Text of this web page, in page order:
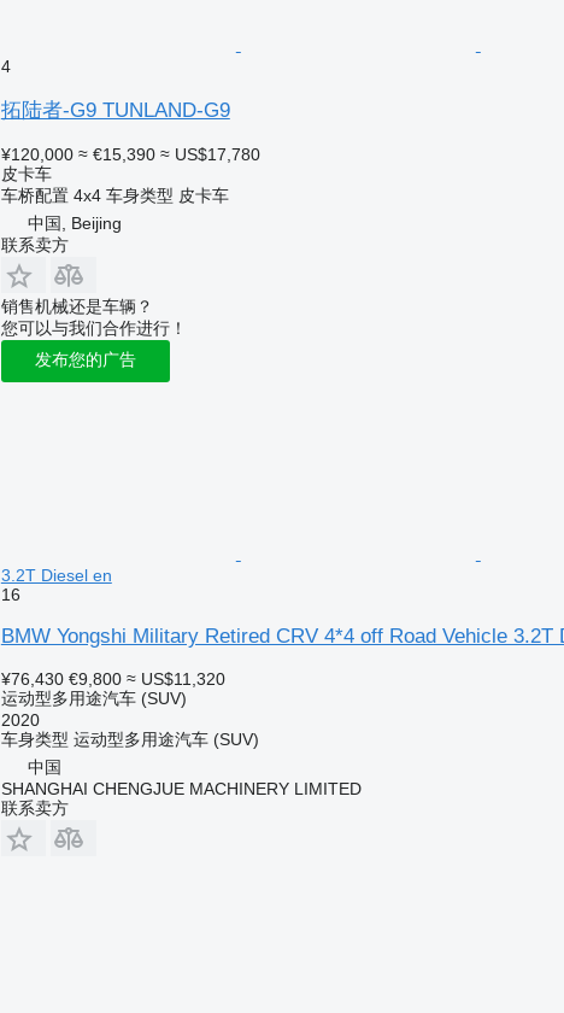
4
拓陆者-G9 TUNLAND-G9
¥120,000 ≈ €15,390 ≈ US$17,780
皮卡车
车桥配置 4x4 车身类型 皮卡车
中国, Beijing
联系卖方
销售机械还是车辆？
您可以与我们合作进行！
发布您的广告
3.2T Diesel en
16
BMW Yongshi Military Retired CRV 4*4 off Road Vehicle 3.2T
¥76,430 €9,800 ≈ US$11,320
运动型多用途汽车 (SUV)
2020
车身类型 运动型多用途汽车 (SUV)
中国
SHANGHAI CHENGJUE MACHINERY LIMITED
联系卖方